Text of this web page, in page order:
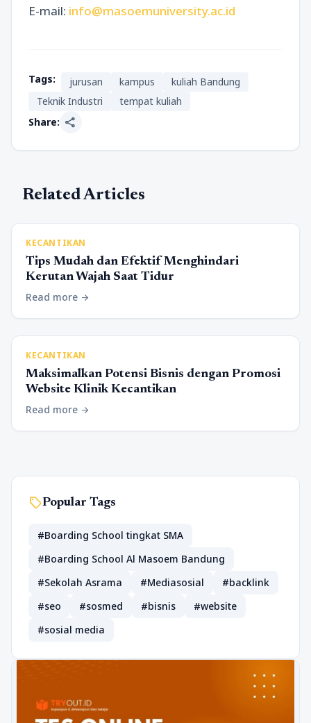
E-mail: info@masoemuniversity.ac.id
Tags: jurusan kampus
kuliah Bandung
Teknik Industri
tempat kuliah
Share: share
Related Articles
KECANTIKAN
Tips Mudah dan Efektif Menghindari
Kerutan Wajah Saat Tidur
Read more arrow_forward
KECANTIKAN
Maksimalkan Potensi Bisnis dengan Promosi
Website Klinik Kecantikan
Read more arrow_forward
sellPopular Tags
#Boarding School tingkat SMA
#Boarding School Al Masoem Bandung
#Sekolah Asrama
#Mediasosial
#backlink
#seo
#sosmed #bisnis
#website
#sosial media